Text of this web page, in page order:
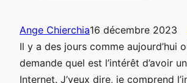
Ange Chierchia16 décembre 2023
Il y a des jours comme aujourd’hui
demande quel est l’intérêt d’avoir
Internet. J’veux dire, je comprend